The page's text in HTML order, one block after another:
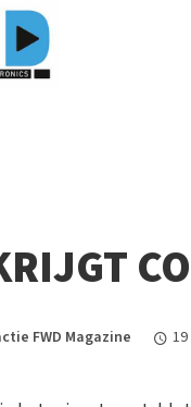
FWD Magazine